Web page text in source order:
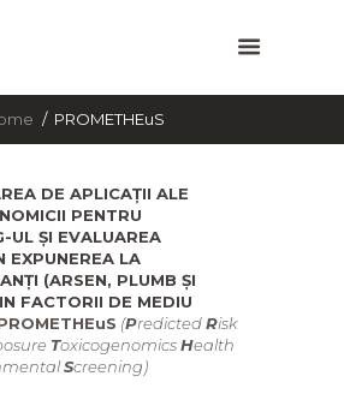
PROMETHEuS
DE APLICAȚII ALE
PENTRU
UL ȘI EVALUAREA
EXPUNEREA LA
(ARSEN, PLUMB ȘI
FACTORII DE MEDIU
(PredictedRisk
ToxicogenomicsHealth
Screening)